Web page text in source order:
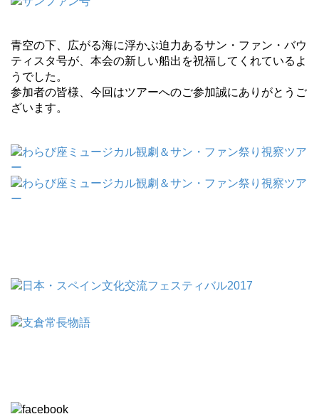
青空の下、広がる海に浮かぶ迫力あるサン・ファン・バウ
ティスタ号が、本会の新しい船出を祝福してくれているよ
うでした。
参加者の皆様、今回はツアーへのご参加誠にありがとうご
ざいます。